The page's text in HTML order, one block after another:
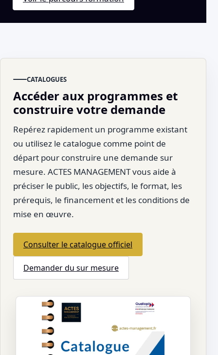
CATALOGUES
Accéder aux programmes et
construire votre demande
Repérez rapidement un programme existant
ou utilisez le catalogue comme point de
départ pour construire une demande sur
mesure. ACTES MANAGEMENT vous aide à
préciser le public, les objectifs, le format, les
prérequis, le financement et les conditions de
mise en œuvre.
Consulter le catalogue officiel
Demander du sur mesure